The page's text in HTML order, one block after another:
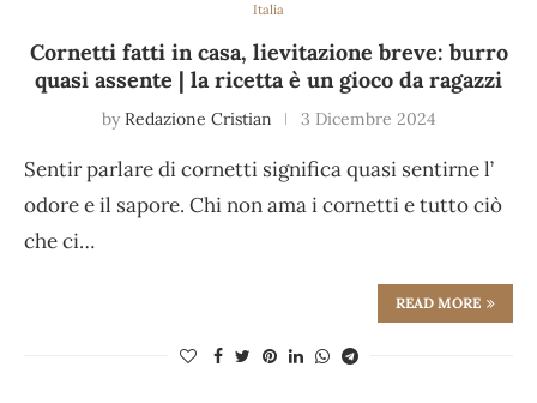
Italia
Cornetti fatti in casa, lievitazione breve: burro
quasi assente | la ricetta è un gioco da ragazzi
by Redazione Cristian 3 Dicembre 2024
Sentir parlare di cornetti significa quasi sentirne l’
odore e il sapore. Chi non ama i cornetti e tutto ciò
che ci…
READ MORE